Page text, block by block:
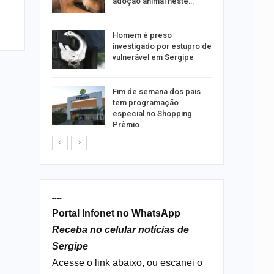
Homem é preso
investigado por estupro de
vulnerável em Sergipe
Fim de semana dos pais
tem programação
especial no Shopping
Prêmio
----
Portal Infonet no WhatsApp
Receba no celular notícias de
Sergipe
Acesse o link abaixo, ou escanei o